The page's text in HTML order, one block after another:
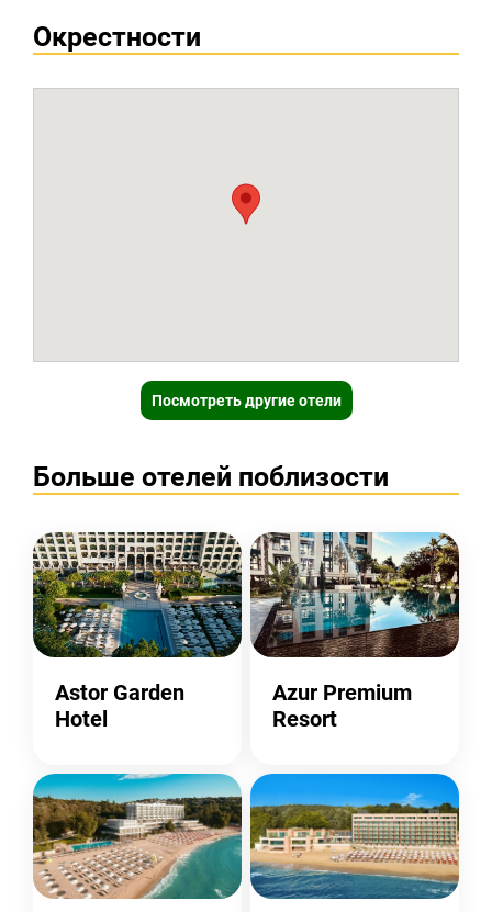
Окрестности
Посмотреть другие отели
Больше отелей поблизости
Astor Garden
Hotel
Azur Premium
Resort